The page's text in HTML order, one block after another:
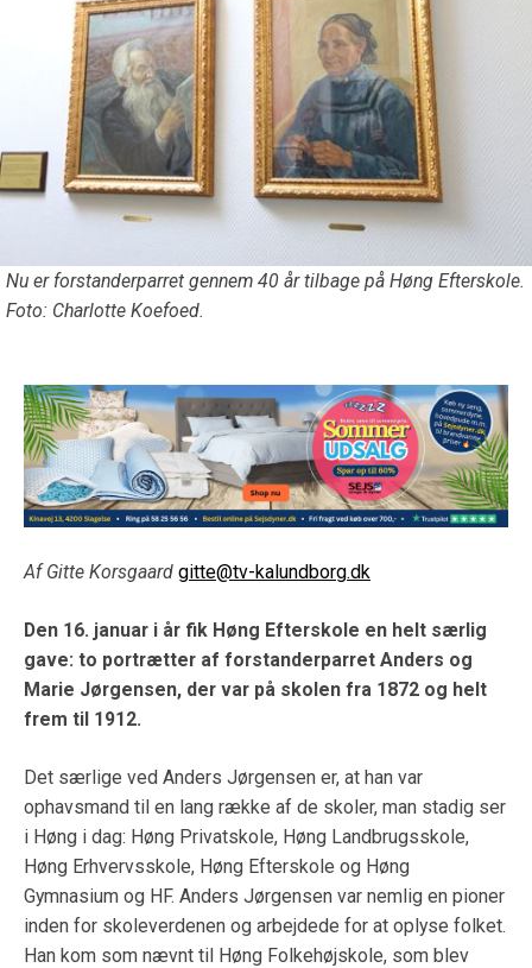
Nu er forstanderparret gennem 40 år tilbage på Høng Efterskole.
Foto: Charlotte Koefoed.
Af Gitte Korsgaard gitte@tv-kalundborg.dk
Den 16. januar i år fik Høng Efterskole en helt særlig
gave: to portrætter af forstanderparret Anders og
Marie Jørgensen, der var på skolen fra 1872 og helt
frem til 1912.
Det særlige ved Anders Jørgensen er, at han var
ophavsmand til en lang række af de skoler, man stadig ser
i Høng i dag: Høng Privatskole, Høng Landbrugsskole,
Høng Erhvervsskole, Høng Efterskole og Høng
Gymnasium og HF. Anders Jørgensen var nemlig en pioner
inden for skoleverdenen og arbejdede for at oplyse folket.
Han kom som nævnt til Høng Folkehøjskole, som blev